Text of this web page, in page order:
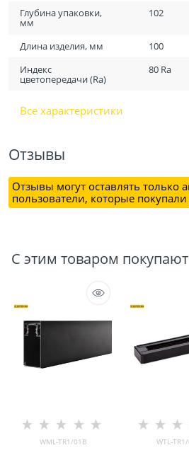
Глубина упаковки,
мм
102
Длина изделия, мм
100
Индекс
цветопередачи (Ra)
80 Ra
Все характеристики
Отзывы
Отзывы могут оставлять только
пользователи, которые
С этим товаром покупают
WML-TR1/01B WTL-